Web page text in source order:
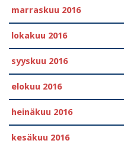
marraskuu 2016
lokakuu 2016
syyskuu 2016
elokuu 2016
heinäkuu 2016
kesäkuu 2016